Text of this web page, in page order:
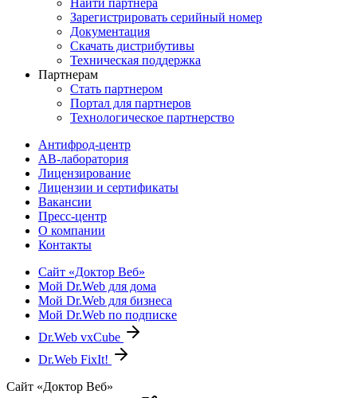
Найти партнера
Зарегистрировать серийный номер
Документация
Скачать дистрибутивы
Техническая поддержка
Партнерам
Стать партнером
Портал для партнеров
Технологическое партнерство
Антифрод-центр
АВ-лаборатория
Лицензирование
Лицензии и сертификаты
Вакансии
Пресс-центр
О компании
Контакты
Сайт «Доктор Веб»
Мой Dr.Web для дома
Мой Dr.Web для бизнеса
Мой Dr.Web по подписке
Dr.Web vxCube
Dr.Web FixIt!
Сайт «Доктор Веб»